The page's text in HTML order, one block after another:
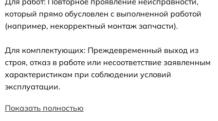
который прямо обусловлен с выполненной работой
(например, некорректный монтаж запчасти).
Для комплектующих: Преждевременный выход из
строя, отказ в работе или несоответствие заявленным
характеристикам при соблюдении условий
эксплуатации.
Показать полностью